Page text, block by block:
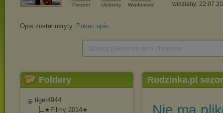
Prezent Ulubiony Wiadomość widziany:
Opis został ukryty. Pokaż opis
Foldery
tiger4944
★Filmy 2014★
Rodzinka.pl
Nie ma